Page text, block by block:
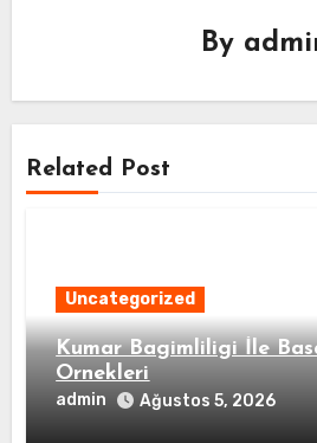
By
Related Post
Uncategorized
Kumar Bagimliligi İle
Ornekleri
admin Ağustos 5, 2026